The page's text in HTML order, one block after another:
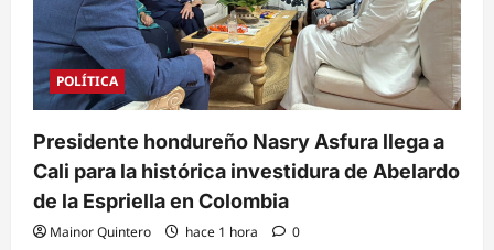
POLÍTICA
Presidente hondureño Nasry Asfura llega a
Cali para la histórica investidura de Abelardo
de la Espriella en Colombia
Mainor Quintero hace 1 hora 0